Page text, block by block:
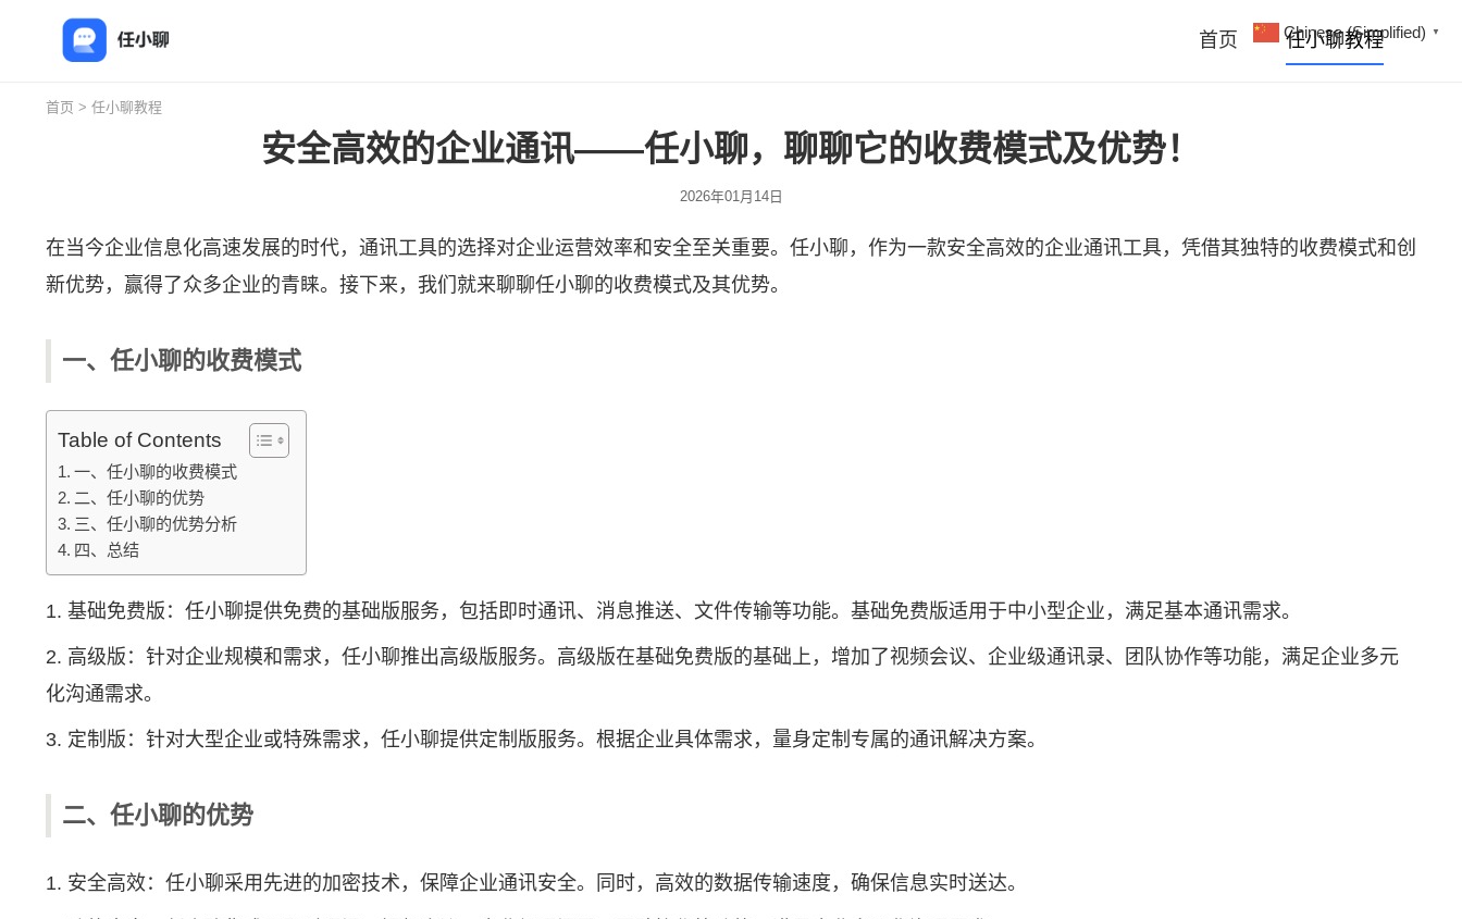
首页 任小聊教程
首页 > 任小聊教程
安全高效的企业通讯——任小聊，聊聊它的收费模式及优势！
2026年01月14日
在当今企业信息化高速发展的时代，通讯工具的选择对企业运营效率和安全至关重要。 任小聊 ，作为一款安全高效的企业通讯工具，凭借其独特的收费模式和创
新优势，赢得了众多企业的青睐。接下来，我们就来聊聊任小聊的收费模式及其优势。
一、任小聊的收费模式
Table of Contents
一、任小聊的收费模式
二、任小聊的优势
三、任小聊的优势分析
四、总结
1. 基础免费版：任小聊提供免费的基础版服务，包括即时通讯、消息推送、文件传输等功能。基础免费版适用于中小型企业，满足基本通讯需求。
2. 高级版：针对企业规模和需求，任小聊推出高级版服务。高级版在基础免费版的基础上，增加了视频会议、企业级通讯录、团队协作等功能，满足企业多元
化沟通需求。
3. 定制版：针对大型企业或特殊需求，任小聊提供定制版服务。根据企业具体需求，量身定制专属的通讯解决方案。
二、任小聊的优势
1. 安全高效：任小聊采用先进的加密技术，保障企业通讯安全。同时，高效的数据传输速度，确保信息实时送达。
Chinese (Simplified) ▼